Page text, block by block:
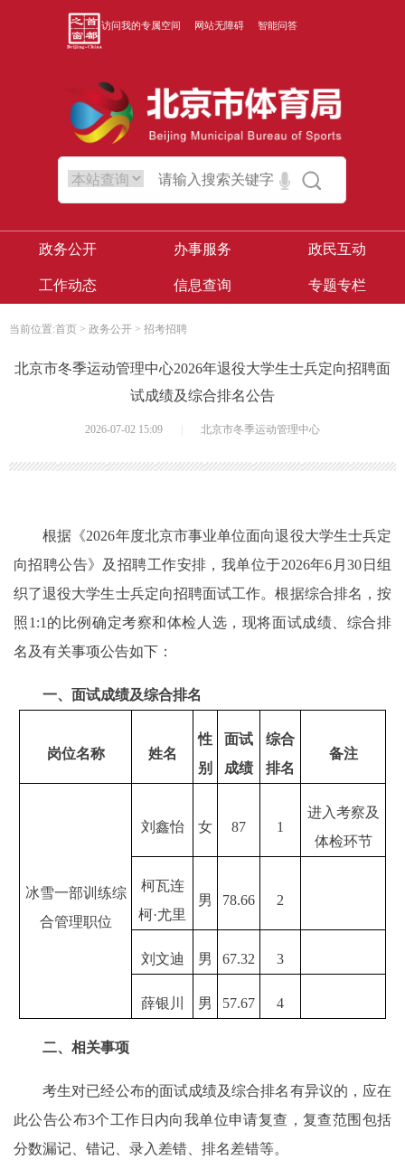
访问我的专属空间 网站无障碍 智能问答
政务公开 办事服务 政民互动
工作动态 信息查询 专题专栏
当前位置:首页 > 政务公开 > 招考招聘
北京市冬季运动管理中心2026年退役大学生士兵定向招聘面
试成绩及综合排名公告
2026-07-02 15:09 北京市冬季运动管理中心
根据《2026年度北京市事业单位面向退役大学生士兵定
向招聘公告》及招聘工作安排，我单位于2026年6月30日组
织了退役大学生士兵定向招聘面试工作。根据综合排名，按
照1:1的比例确定考察和体检人选，现将面试成绩、综合排
名及有关事项公告如下：
一、面试成绩及综合排名
岗位名称 姓名
性
别
面试
成绩
综合
排名
备注
冰雪一部训练综
合管理职位
刘鑫怡 女 87 1
进入考察及
体检环节
柯瓦连
柯·尤里
男 78.66 2
刘文迪 男 67.32 3
薛银川 男 57.67 4
二、相关事项
考生对已经公布的面试成绩及综合排名有异议的，应在
此公告公布3个工作日内向我单位申请复查，复查范围包括
分数漏记、错记、录入差错、排名差错等。